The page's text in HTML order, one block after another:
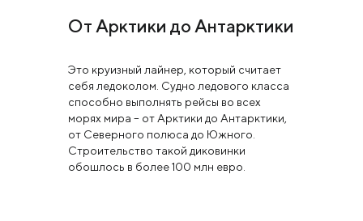
От Арктики до Антарктики
Это круизный лайнер, который считает
себя ледоколом. Судно ледового класса
способно выполнять рейсы во всех
морях мира – от Арктики до Антарктики,
от Северного полюса до Южного.
Строительство такой диковинки
обошлось в более 100 млн евро.